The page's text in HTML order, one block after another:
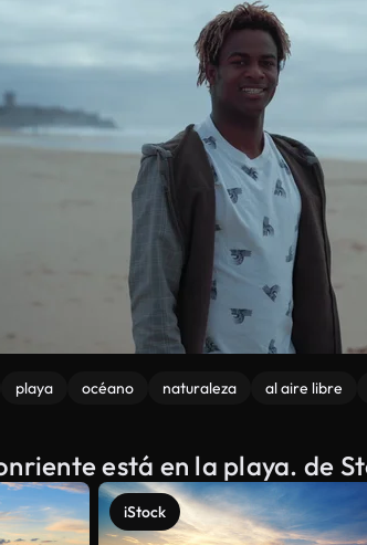
playa océano naturaleza al aire libre
está en la playa. de
iStock